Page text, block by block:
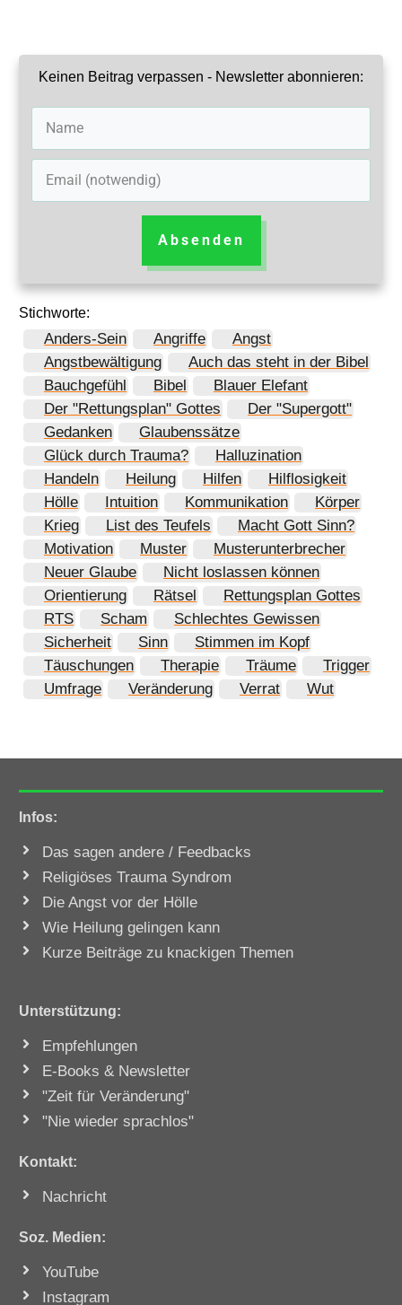
Keinen Beitrag verpassen - Newsletter abonnieren:
Absenden
Stichworte:
Anders-Sein Angriffe
Angst
Angstbewältigung
Auch das steht in der Bibel
Bauchgefühl
Bibel
Blauer Elefant
Der "Rettungsplan" Gottes
Der "Supergott"
Gedanken
Glaubenssätze
Glück durch Trauma?
Halluzination
Handeln
Heilung Hilfen
Hilflosigkeit
Hölle
Intuition Kommunikation
Körper
Krieg
List des Teufels
Macht Gott Sinn?
Motivation
Muster
Musterunterbrecher
Neuer Glaube
Nicht loslassen können
Orientierung
Rätsel
Rettungsplan Gottes
RTS
Scham
Schlechtes Gewissen
Sicherheit
Sinn
Stimmen im Kopf
Täuschungen
Therapie Träume
Trigger
Umfrage
Veränderung Verrat Wut
Infos:
Das sagen andere / Feedbacks
Religiöses Trauma Syndrom
Die Angst vor der Hölle
Wie Heilung gelingen kann
Kurze Beiträge zu knackigen Themen
Unterstützung:
Empfehlungen
E-Books & Newsletter
"Zeit für Veränderung"
"Nie wieder sprachlos"
Kontakt:
Nachricht
Soz. Medien:
YouTube
Instagram